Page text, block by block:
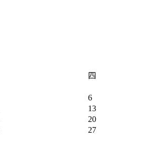
四
6
13
20
27